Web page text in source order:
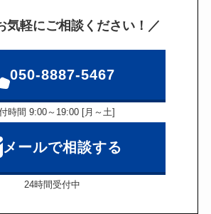
気軽にご相談ください！／
050-8887-5467
時間 9:00～19:00 [月～土]
メールで相談する
24時間受付中